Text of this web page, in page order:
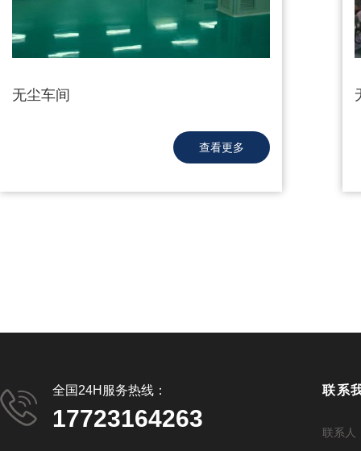
无尘车间
查看更多
全国24H服务热线：
17723164263
联系
联系人